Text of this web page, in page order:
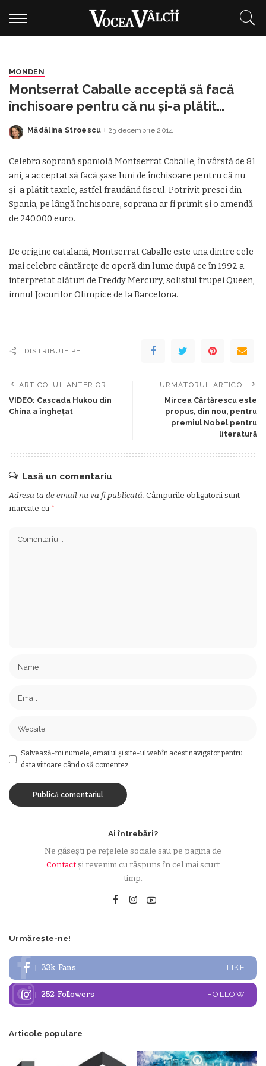
MONDEN
Montserrat Caballe acceptă să facă
închisoare pentru că nu și-a plătit
taxele
Posted
Mădălina Stroescu 23 decembrie 2014
Celebra soprană spaniolă Montserrat Caballe, în vârstă de 81
ani, a acceptat să facă şase luni de închisoare pentru că nu
şi-a plătit taxele, astfel fraudând fiscul. Potrivit presei din
Spania, pe lângă închisoare, soprana ar fi primit şi o amendă
de 240.000 euro.
De origine catalană, Montserrat Caballe este una dintre cele
mai celebre cântăreţe de operă din lume după ce în 1992 a
interpretat alături de Freddy Mercury, solistul trupei Queen,
imnul Jocurilor Olimpice de la Barcelona.
DISTRIBUIE PE
ARTICOLUL ANTERIOR
VIDEO: Cascada Hukou din
China a îngheţat
URMĂTORUL ARTICOL
Mircea Cărtărescu este
propus, din nou, pentru
premiul Nobel pentru
literatură
Lasă un comentariu
Adresa ta de email nu va fi publicată. Câmpurile obligatorii sunt
marcate cu *
Salvează-mi numele, emailul și site-ul web în acest navigator pentru
data viitoare când o să comentez.
Ai întrebări?
Ne găsești pe rețelele sociale sau pe pagina de
Contactși revenim cu răspuns în cel mai scurt
timp.
Urmărește-ne!
33k Fans LIKE
252 Followers FOLLOW
Articole populare